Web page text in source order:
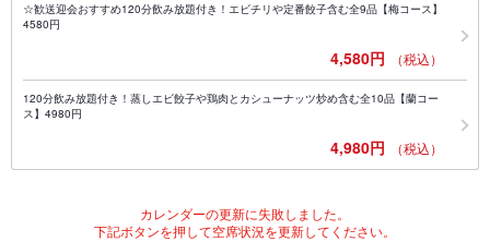
☆歓送迎会おすすめ120分飲み放題付き！エビチリや定番餃子含む全9品【梅コース】
4580円
4,580円 （税込）
120分飲み放題付き！蒸しエビ餃子や鶏肉とカシューナッツ炒め含む全10品【蘭コー
ス】4980円
4,980円 （税込）
カレンダーの更新に失敗しました。
下記ボタンを押して空席状況を更新してください。